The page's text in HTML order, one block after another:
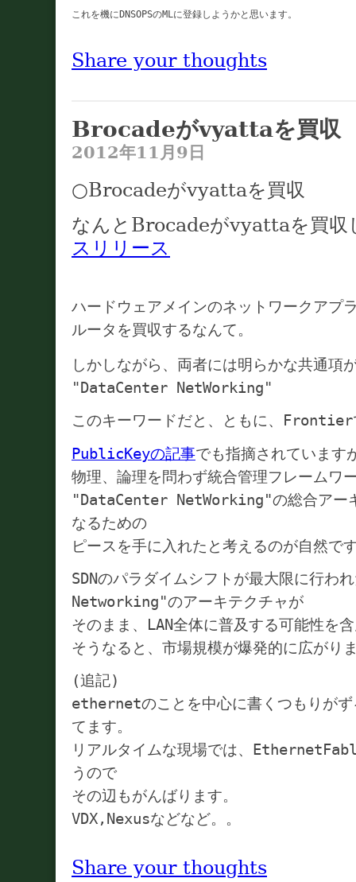
Share your thoughts
Brocadeがvyattaを買収
2012年11月9日
○Brocadeがvyattaを買収
なんとBrocadeがvyattaを買収
スリリース
ハードウェアメインのネットワークアプ
ルータを買収するなんて。
しかしながら、両者には明らかな共通項
"DataCenter NetWorking"
このキーワードだと、ともに、
PublicKeyの記事でも指摘されています
物理、論理を問わず統合管理フレームワ
"DataCenter NetWorking"の総合アー
なるための
ピースを手に入れたと考えるのが自然で
SDNのパラダイムシフトが最大限に行
Networking"のアーキテクチャが
そのまま、LAN全体に普及する可能性を
そうなると、市場規模が爆発的に広がり
(追記)
ethernetのことを中心に書くつもりがず
てます。
リアルタイムな現場では、
うので
その辺もがんばります。
VDX,Nexusなどなど。。
Share your thoughts